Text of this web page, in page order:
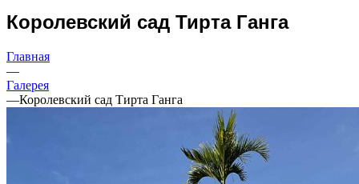
Королевский сад Тирта Ганга
Главная
—
Галерея
—Королевский сад Тирта Ганга